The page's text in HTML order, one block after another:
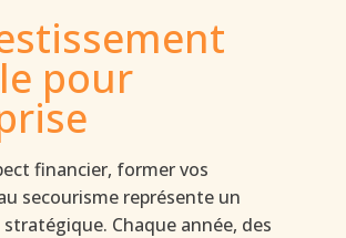
pour
financier, former vos
secourisme représente un
Chaque année, des